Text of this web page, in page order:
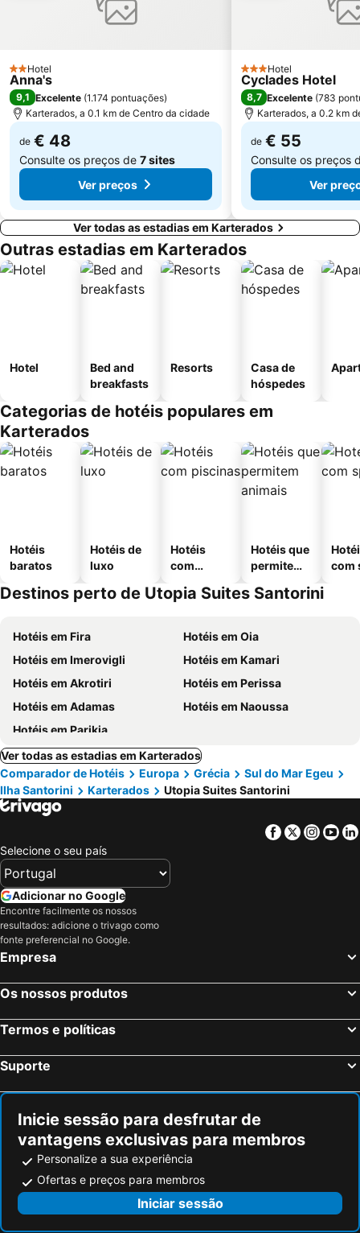
2 Estrelas
Hotel
Anna's
9,1 Excelente (1.174 pontuações)
Karterados, a 0.1 km de Centro da cidade
de € 48
Consulte os preços de 7 sites
Ver preços
3 Estrelas
Hotel
Cyclades Hotel
8,7 Excelente (783
Karterados, a 0.2 km
de € 55
Consulte os preços
Ver
Ver todas as estadias em Karterados
Outras estadias em Karterados
Hotel
Bed and
breakfasts
Resorts
Casa de
hóspedes
Categorias de hotéis populares em
Karterados
Hotéis
baratos
Hotéis de
luxo
Hotéis
com
Hotéis que
permitem
com
Destinos perto de Utopia Suites Santorini
Hotéis em Fira
Hotéis em Oia
Hotéis em Imerovigli
Hotéis em Kamari
Hotéis em Akrotiri
Hotéis em Perissa
Hotéis em Adamas
Hotéis em Naoussa
Hotéis em Parikia
Ver todas as estadias em Karterados
Comparador de Hotéis
Europa Grécia
Sul do Mar Egeu
Ilha Santorini
Karterados Utopia Suites Santorini
Facebook
Twitter
Selecione o seu país
Adicionar no Google
Encontre facilmente os nossos
resultados: adicione o trivago como
fonte preferencial no Google.
Empresa
Os nossos produtos
Termos e políticas
Suporte
Inicie sessão para desfrutar de
vantagens exclusivas para membros
Personalize a sua experiência
Ofertas e preços para membros
Iniciar sessão